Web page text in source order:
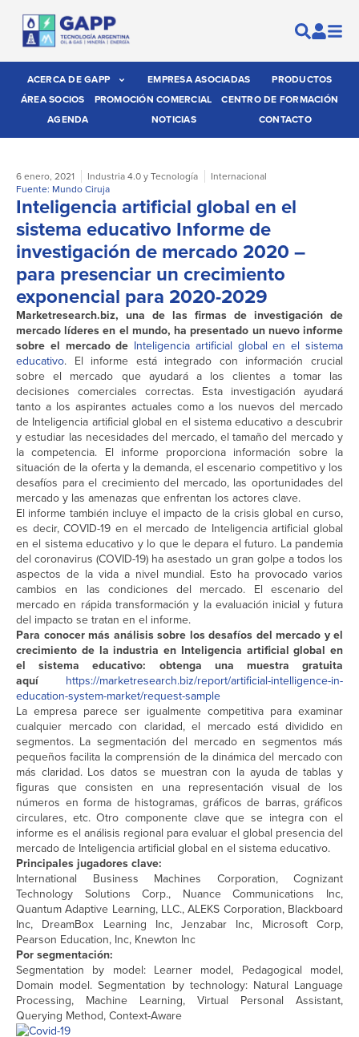
ACERCA DE GAPP EMPRESA ASOCIADAS
PRODUCTOS
ÁREA SOCIOS
PROMOCIÓN COMERCIAL
CENTRO DE FORMACIÓN
AGENDA
NOTICIAS CONTACTO
6 enero, 2021 Industria 4.0 y Tecnología
Internacional
Fuente: Mundo Ciruja
Inteligencia artificial global en el
sistema educativo Informe de
investigación de mercado 2020 –
para presenciar un crecimiento
exponencial para 2020-2029
Marketresearch.biz, una de las firmas de investigación de
mercado líderes en el mundo, ha presentado un nuevo informe
sobre el mercado de Inteligencia artificial global en el sistema
educativo. El informe está integrado con información crucial
sobre el mercado que ayudará a los clientes a tomar las
decisiones comerciales correctas. Esta investigación ayudará
tanto a los aspirantes actuales como a los nuevos del mercado
de Inteligencia artificial global en el sistema educativo a descubrir
y estudiar las necesidades del mercado, el tamaño del mercado y
la competencia. El informe proporciona información sobre la
situación de la oferta y la demanda, el escenario competitivo y los
desafíos para el crecimiento del mercado, las oportunidades del
mercado y las amenazas que enfrentan los actores clave.
El informe también incluye el impacto de la crisis global en curso,
es decir, COVID-19 en el mercado de Inteligencia artificial global
en el sistema educativo y lo que le depara el futuro. La pandemia
del coronavirus (COVID-19) ha asestado un gran golpe a todos los
aspectos de la vida a nivel mundial. Esto ha provocado varios
cambios en las condiciones del mercado. El escenario del
mercado en rápida transformación y la evaluación inicial y futura
del impacto se tratan en el informe.
Para conocer más análisis sobre los desafíos del mercado y el
crecimiento de la industria en Inteligencia artificial global en
el sistema educativo: obtenga una muestra gratuita
aquí
https://marketresearch.biz/report/artificial-intelligence-in-
education-system-market/request-sample
La empresa parece ser igualmente competitiva para examinar
cualquier mercado con claridad, el mercado está dividido en
segmentos. La segmentación del mercado en segmentos más
pequeños facilita la comprensión de la dinámica del mercado con
más claridad. Los datos se muestran con la ayuda de tablas y
figuras que consisten en una representación visual de los
números en forma de histogramas, gráficos de barras, gráficos
circulares, etc. Otro componente clave que se integra con el
informe es el análisis regional para evaluar el global presencia del
mercado de Inteligencia artificial global en el sistema educativo.
Principales jugadores clave:
International Business Machines Corporation, Cognizant
Technology Solutions Corp., Nuance Communications Inc,
Quantum Adaptive Learning, LLC., ALEKS Corporation, Blackboard
Inc, DreamBox Learning Inc, Jenzabar Inc, Microsoft Corp,
Pearson Education, Inc, Knewton Inc
Por segmentación:
Segmentation by model: Learner model, Pedagogical model,
Domain model. Segmentation by technology: Natural Language
Processing, Machine Learning, Virtual Personal Assistant,
Querying Method, Context-Aware